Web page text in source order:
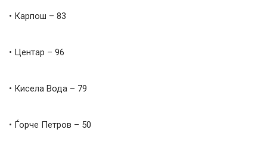
• Карпош – 83
• Центар – 96
• Кисела Вода – 79
• Ѓорче Петров – 50